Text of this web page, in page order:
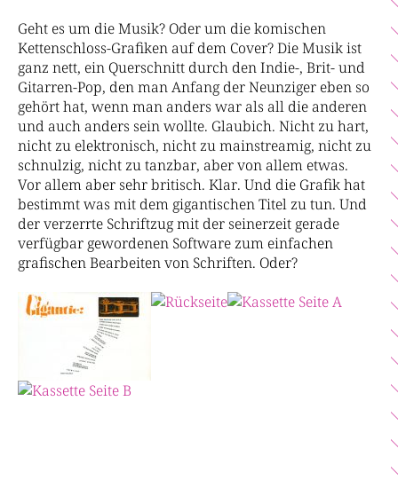
Geht es um die Musik? Oder um die komischen
Kettenschloss-Grafiken auf dem Cover? Die Musik ist
ganz nett, ein Querschnitt durch den Indie-, Brit- und
Gitarren-Pop, den man Anfang der Neunziger eben so
gehört hat, wenn man anders war als all die anderen
und auch anders sein wollte. Glaubich. Nicht zu hart,
nicht zu elektronisch, nicht zu mainstreamig, nicht zu
schnulzig, nicht zu tanzbar, aber von allem etwas.
Vor allem aber sehr britisch. Klar. Und die Grafik hat
bestimmt was mit dem gigantischen Titel zu tun. Und
der verzerrte Schriftzug mit der seinerzeit gerade
verfügbar gewordenen Software zum einfachen
grafischen Bearbeiten von Schriften. Oder?